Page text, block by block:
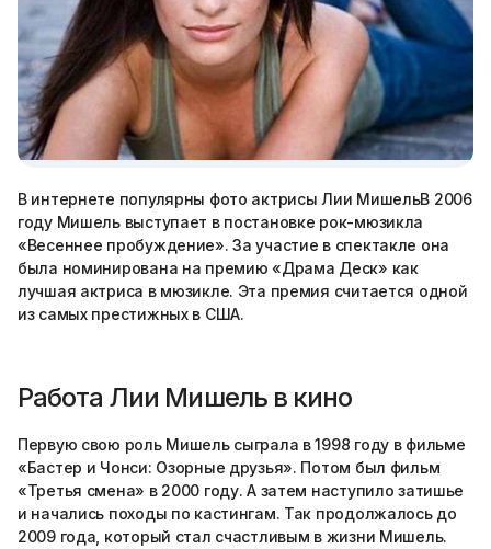
В интернете популярны фото актрисы Лии МишельВ 2006
году Мишель выступает в постановке рок-мюзикла
«Весеннее пробуждение». За участие в спектакле она
была номинирована на премию «Драма Деск» как
лучшая актриса в мюзикле. Эта премия считается одной
из самых престижных в США.
Работа Лии Мишель в кино
Первую свою роль Мишель сыграла в 1998 году в фильме
«Бастер и Чонси: Озорные друзья». Потом был фильм
«Третья смена» в 2000 году. А затем наступило затишье
и начались походы по кастингам. Так продолжалось до
2009 года, который стал счастливым в жизни Мишель.